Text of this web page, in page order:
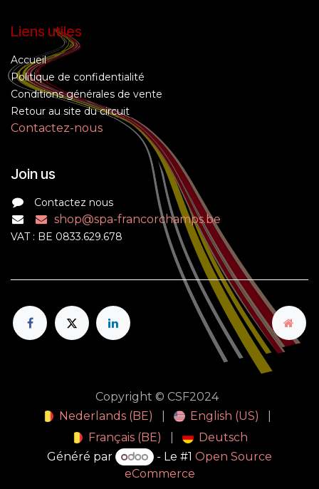
Liens utiles
Accueil
Politique de confidentialité
Conditions générales de vente
Retour au site du circuit
Contactez-nous
Join us
Contactez nous
shop@spa-francorchamps.be
VAT : BE 0833.629.678
Copyright © CSF2024
Nederlands (BE)
English (US)
Français (BE)
Deutsch
Généré par
- Le #1Open Source
eCommerce